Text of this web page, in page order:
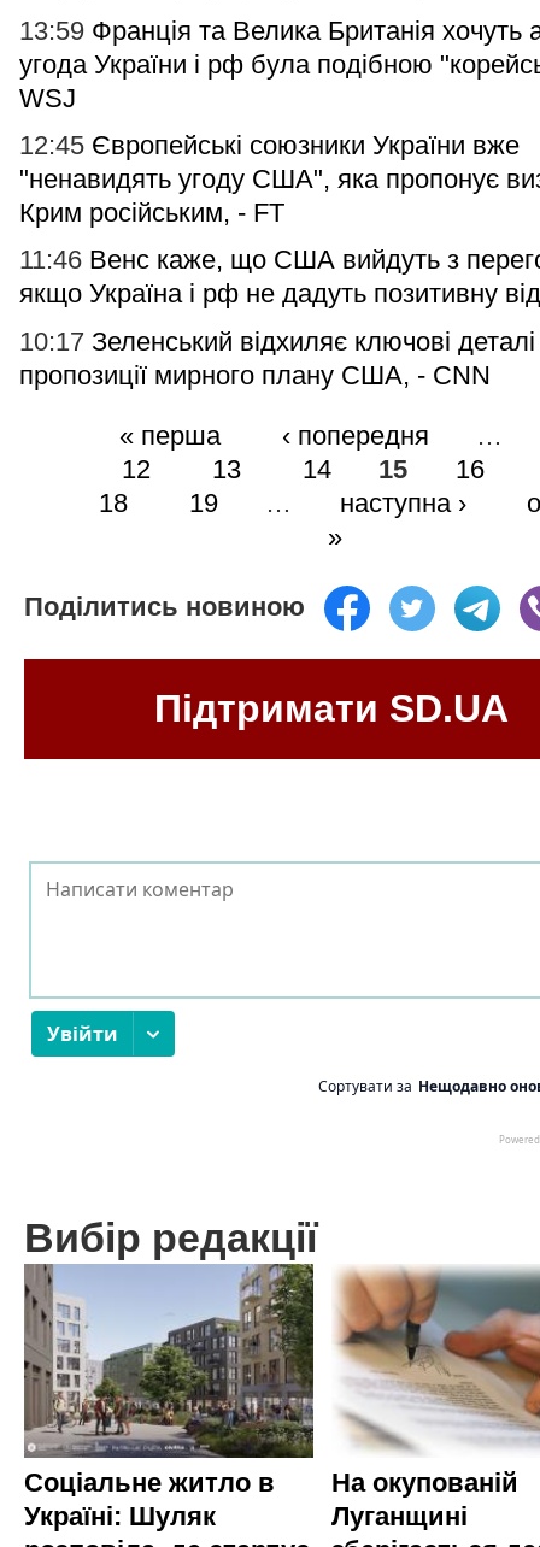
13:59 Франція та Велика Британія хочуть
угода України і рф була подібною
WSJ
12:45 Європейські союзники України вже
"ненавидять угоду США", яка пропонує
Крим російським, - FT
11:46 Венс каже, що США вийдуть з
якщо Україна і рф не дадуть позитивну
10:17 Зеленський відхиляє ключові деталі
пропозиції мирного плану США, - CNN
« перша ‹ попередня
…
12
13 14 15
16
18
19 … наступна ›
»
Поділитись новиною
Підтримати SD.UA
Вибір редакції
Соціальне житло в
Україні: Шуляк
На окупованій
Луганщині